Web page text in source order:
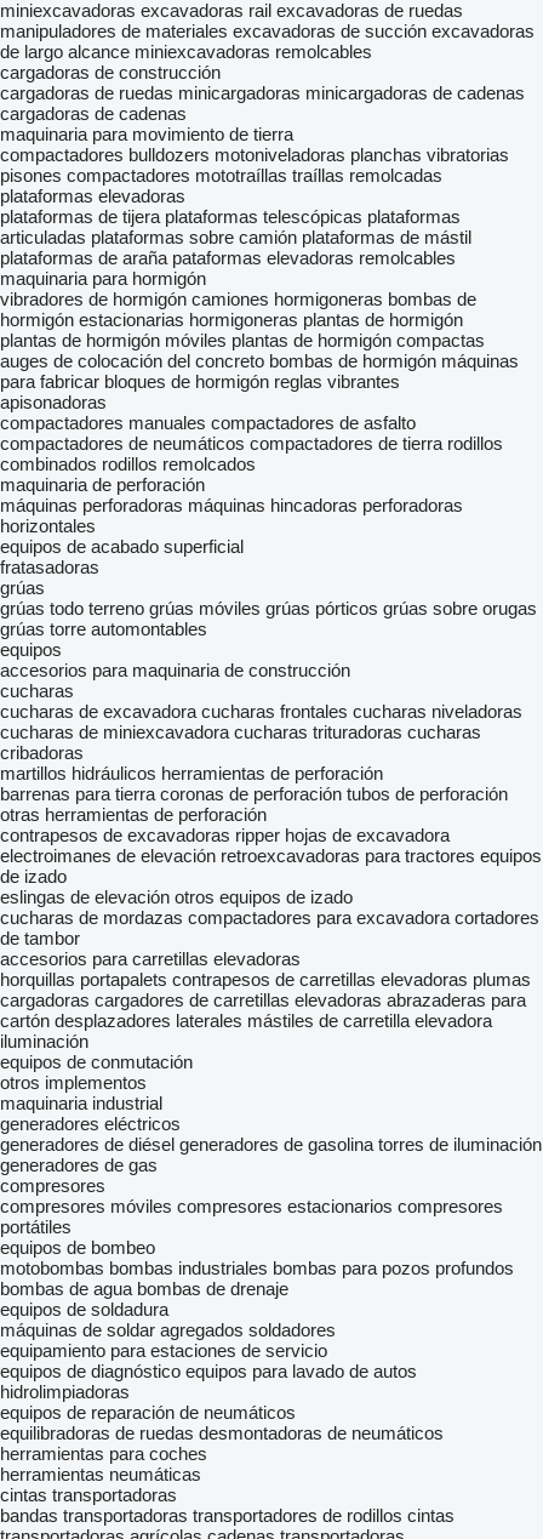
miniexcavadoras excavadoras rail excavadoras de ruedas
manipuladores de materiales excavadoras de succión excavadoras
de largo alcance miniexcavadoras remolcables
cargadoras de construcción
cargadoras de ruedas minicargadoras minicargadoras de cadenas
cargadoras de cadenas
maquinaria para movimiento de tierra
compactadores bulldozers motoniveladoras planchas vibratorias
pisones compactadores mototraíllas traíllas remolcadas
plataformas elevadoras
plataformas de tijera plataformas telescópicas plataformas
articuladas plataformas sobre camión plataformas de mástil
plataformas de araña pataformas elevadoras remolcables
maquinaria para hormigón
vibradores de hormigón camiones hormigoneras bombas de
hormigón estacionarias hormigoneras plantas de hormigón
plantas de hormigón móviles plantas de hormigón compactas
auges de colocación del concreto bombas de hormigón máquinas
para fabricar bloques de hormigón reglas vibrantes
apisonadoras
compactadores manuales compactadores de asfalto
compactadores de neumáticos compactadores de tierra rodillos
combinados rodillos remolcados
maquinaria de perforación
máquinas perforadoras máquinas hincadoras perforadoras
horizontales
equipos de acabado superficial
fratasadoras
grúas
grúas todo terreno grúas móviles grúas pórticos grúas sobre orugas
grúas torre automontables
equipos
accesorios para maquinaria de construcción
cucharas
cucharas de excavadora cucharas frontales cucharas niveladoras
cucharas de miniexcavadora cucharas trituradoras cucharas
cribadoras
martillos hidráulicos herramientas de perforación
barrenas para tierra coronas de perforación tubos de perforación
otras herramientas de perforación
contrapesos de excavadoras ripper hojas de excavadora
electroimanes de elevación retroexcavadoras para tractores equipos
de izado
eslingas de elevación otros equipos de izado
cucharas de mordazas compactadores para excavadora cortadores
de tambor
accesorios para carretillas elevadoras
horquillas portapalets contrapesos de carretillas elevadoras plumas
cargadoras cargadores de carretillas elevadoras abrazaderas para
cartón desplazadores laterales mástiles de carretilla elevadora
iluminación
equipos de conmutación
otros implementos
maquinaria industrial
generadores eléctricos
generadores de diésel generadores de gasolina torres de iluminación
generadores de gas
compresores
compresores móviles compresores estacionarios compresores
portátiles
equipos de bombeo
motobombas bombas industriales bombas para pozos profundos
bombas de agua bombas de drenaje
equipos de soldadura
máquinas de soldar agregados soldadores
equipamiento para estaciones de servicio
equipos de diagnóstico equipos para lavado de autos
hidrolimpiadoras
equipos de reparación de neumáticos
equilibradoras de ruedas desmontadoras de neumáticos
herramientas para coches
herramientas neumáticas
cintas transportadoras
bandas transportadoras transportadores de rodillos cintas